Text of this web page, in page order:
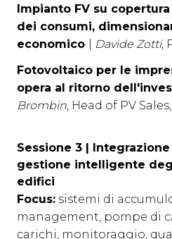
Impianto FV su
dei consumi,
economico
Davide Zotti,
Fotovoltaico per le
opera al ritorno
Brombin, Head of PV Sales,
Sessione 3 |
gestione intelligente
edifici
Focus: sistemi di
management, pompe di
carichi, monitoraggio,